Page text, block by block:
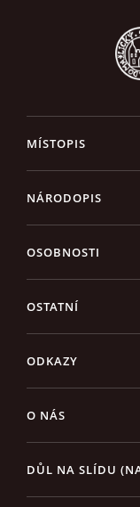
MÍSTOPIS
NÁRODOPIS
OSOBNOSTI
OSTATNÍ
ODKAZY
O NÁS
DŮL NA SLÍDU